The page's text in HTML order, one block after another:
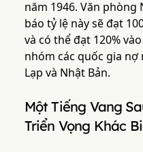
năm 1946. Văn phòng
báo tỷ lệ này sẽ đạt
và có thể đạt 120%
nhóm các quốc gia nợ
Lạp và Nhật Bản.
Một Tiếng Vang
Triển Vọng Khác